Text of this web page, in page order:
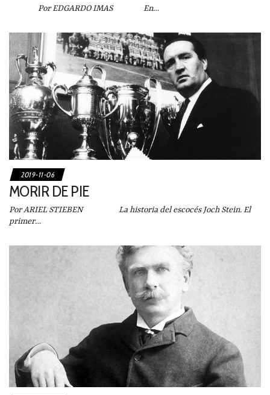
Por EDGARDO IMAS En…
2019-11-06
MORIR DE PIE
Por ARIEL STIEBEN La historia del escocés Joch Stein. El
primer…